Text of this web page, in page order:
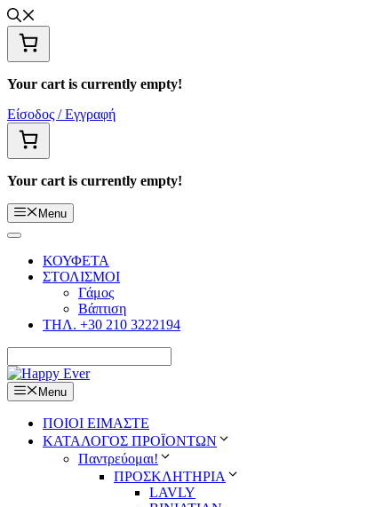
Your cart is currently empty!
Είσοδος / Εγγραφή
Your cart is currently empty!
Menu
ΚΟΥΦΕΤΑ
ΣΤΟΛΙΣΜΟΙ
Γάμος
Βάπτιση
ΤΗΛ. +30 210 3222194
Menu
ΠΟΙΟΙ ΕΙΜΑΣΤΕ
ΚΑΤΑΛΟΓΟΣ ΠΡΟΪΟΝΤΩΝ
Παντρεύομαι!
ΠΡΟΣΚΛΗΤΗΡΙΑ
LAVLY